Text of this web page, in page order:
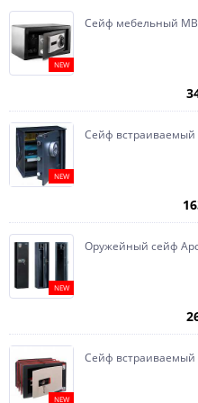
NEW
Сейф мебельный
NEW
Сейф встраиваемый
NEW
Оружейный сейф
NEW
Сейф встраиваемый